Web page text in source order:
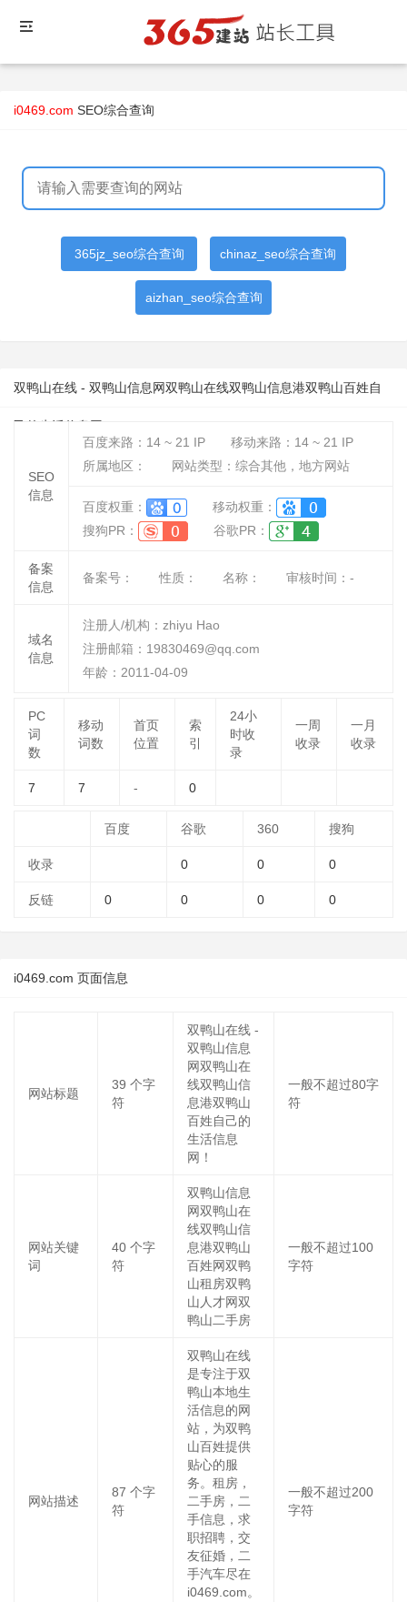
i0469.com SEO综合查询
365jz_seo综合查询 chinaz_seo综合查询
aizhan_seo综合查询
双鸭山在线 - 双鸭山信息网双鸭山在线双鸭山信息港双鸭山百姓自
己的生活信息网！
SEO
信息
百度来路： 14 ~ 21 IP 移动来路： 14 ~ 21 IP
所属地区：
网站类型：综合其他，地方网站
百度权重：
移动权重：
搜狗PR：
谷歌PR：
备案
信息
备案号： 性质： 名称： 审核时间： -
域名
信息
注册人/机构：zhiyu Hao
注册邮箱：19830469@qq.com
年龄：2011-04-09
PC
词
数
移动
词数
首页
位置
索
引
24小
时收
录
一周
收录
一月
收录
7 7 - 0
百度 谷歌 360 搜狗
收录 0 0 0
反链 0 0 0 0
i0469.com 页面信息
网站标题
39 个字
符
双鸭山在线 -
双鸭山信息
网双鸭山在
线双鸭山信
息港双鸭山
百姓自己的
生活信息
网！
一般不超过80字
符
网站关键
词
40 个字
符
双鸭山信息
网双鸭山在
线双鸭山信
息港双鸭山
百姓网双鸭
山租房双鸭
山人才网双
鸭山二手房
一般不超过100
字符
网站描述
87 个字
符
双鸭山在线
是专注于双
鸭山本地生
活信息的网
站，为双鸭
山百姓提供
贴心的服
务。租房，
二手房，二
手信息，求
职招聘，交
友征婚，二
手汽车尽在
i0469.com。
一般不超过200
字符